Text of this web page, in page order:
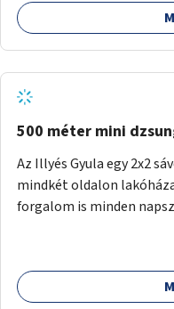
500 méter mini
Az Illyés Gyula egy 2x2
mindkét oldalon
forgalom is minden
szintű növényzettel,
valamilyen vizes